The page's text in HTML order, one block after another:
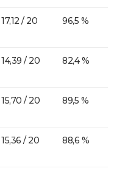
17,12 / 20 96,5 %
14,39 / 20 82,4 %
15,70 / 20 89,5 %
15,36 / 20 88,6 %